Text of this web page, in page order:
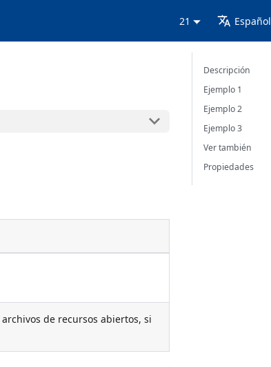
21 Español
de recursos abiertos, si
Descripción
Ejemplo 1
Ejemplo 2
Ejemplo 3
Ver también
Propiedades